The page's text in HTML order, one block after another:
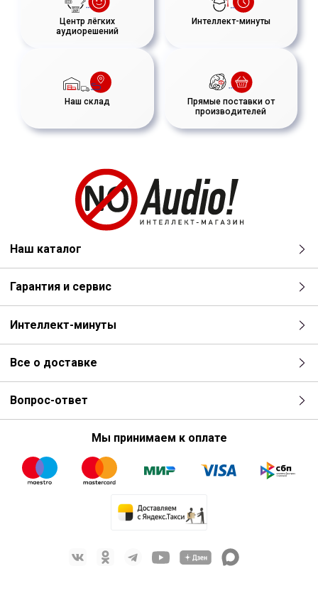
Центр лёгких
аудиорешений
Интеллект-минуты
Наш склад
Прямые поставки от
производителей
Наш каталог
Гарантия и сервис
Интеллект-минуты
Все о доставке
Вопрос-ответ
Мы принимаем к оплате